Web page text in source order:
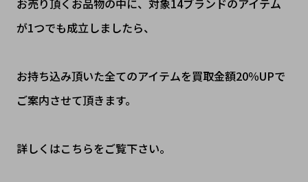
が1つでも成立しましたら、
お持ち込み頂いた全てのアイテムを買取金額20％UPで
ご案内させて頂きます。
詳しくはこちらをご覧下さい。